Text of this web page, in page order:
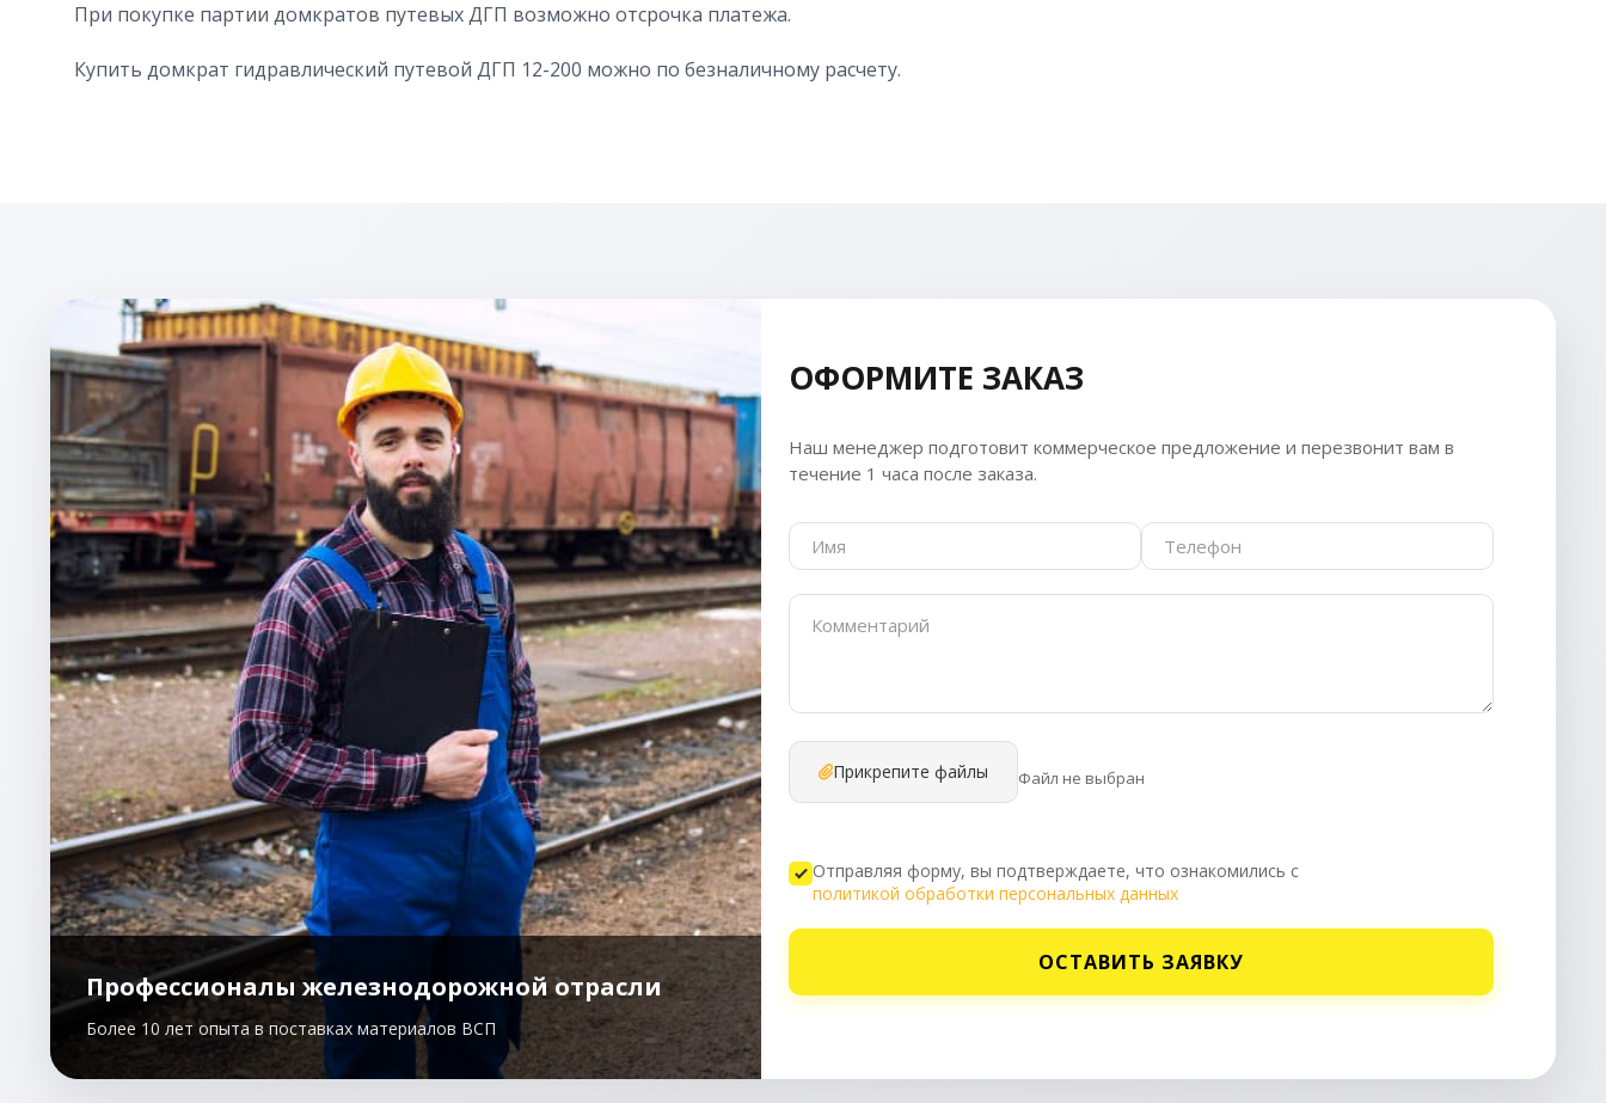
При покупке партии домкратов путевых ДГП возможно отсрочка платежа.
Купить домкрат гидравлический путевой ДГП 12-200 можно по безналичному расчету.
Профессионалы железнодорожной отрасли
Более 10 лет опыта в поставках материалов ВСП
ОФОРМИТЕ ЗАКАЗ
Наш менеджер подготовит коммерческое предложение и перезвонит вам в
течение 1 часа после заказа.
Прикрепите файлы Файл не выбран
Отправляя форму, вы подтверждаете, что ознакомились с
политикой обработки персональных данных
ОСТАВИТЬ ЗАЯВКУ